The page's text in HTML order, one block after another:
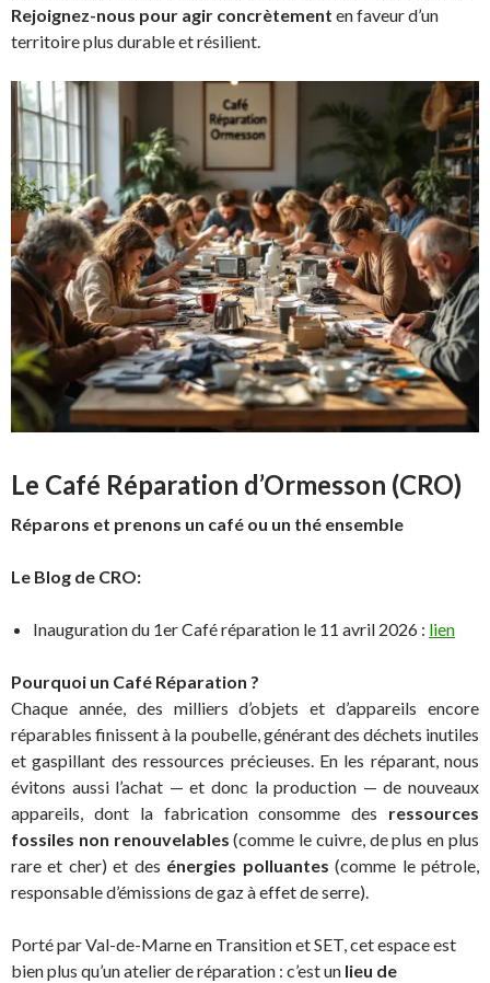
Rejoignez-nous pour agir concrètement en faveur d’un
territoire plus durable et résilient.
Le Café Réparation d’Ormesson (CRO)
Réparons et prenons un café ou un thé ensemble
Le Blog de CRO:
Inauguration du 1er Café réparation le 11 avril 2026 : lien
Pourquoi un Café Réparation ?
Chaque année, des milliers d’objets et d’appareils encore
réparables finissent à la poubelle, générant des déchets inutiles
et gaspillant des ressources précieuses. En les réparant, nous
évitons aussi l’achat — et donc la production — de nouveaux
appareils, dont la fabrication consomme des ressources
fossiles non renouvelables (comme le cuivre, de plus en plus
rare et cher) et des énergies polluantes (comme le pétrole,
responsable d’émissions de gaz à effet de serre).
Porté par Val-de-Marne en Transition et SET, cet espace est
bien plus qu’un atelier de réparation : c’est un lieu de